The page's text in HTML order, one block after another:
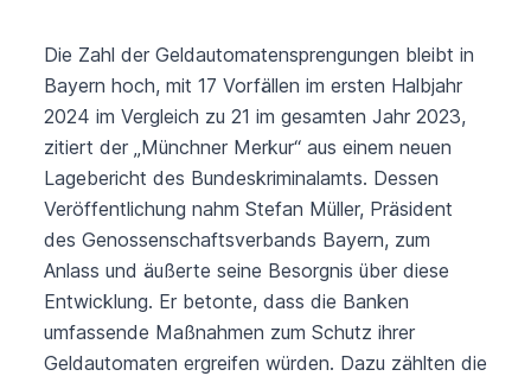
Die Zahl der Geldautomatensprengungen bleibt in
Bayern hoch, mit 17 Vorfällen im ersten Halbjahr
2024 im Vergleich zu 21 im gesamten Jahr 2023,
zitiert der „Münchner Merkur“ aus einem neuen
Lagebericht des Bundeskriminalamts. Dessen
Veröffentlichung nahm Stefan Müller, Präsident
des Genossenschaftsverbands Bayern, zum
Anlass und äußerte seine Besorgnis über diese
Entwicklung. Er betonte, dass die Banken
umfassende Maßnahmen zum Schutz ihrer
Geldautomaten ergreifen würden. Dazu zählten die